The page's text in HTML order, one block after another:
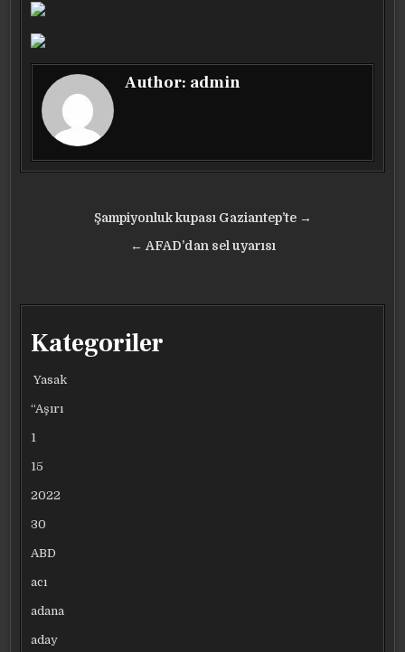
Author: admin
gezinmesi
Şampiyonluk kupası Gaziantep’te →
← AFAD’dan sel uyarısı
Kategoriler
Yasak
“Aşırı
1
15
2022
30
ABD
acı
adana
aday